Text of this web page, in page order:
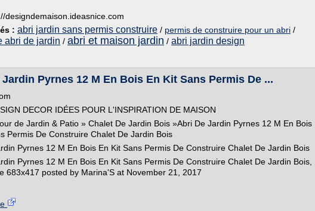
designdemaison.ideasnice.com
: abri jardin sans permis construire / permis de construire pour un abri /
abri de jardin / abri et maison jardin / abri jardin design
Pyrnes 12 M En Bois En Kit Sans Permis De ...
DECOR IDÉES POUR L'INSPIRATION DE MAISON
de Jardin & Patio » Chalet De Jardin Bois »Abri De Jardin Pyrnes 12 M En Bois
Permis De Construire Chalet De Jardin Bois
Pyrnes 12 M En Bois En Kit Sans Permis De Construire Chalet De Jardin Bois
Pyrnes 12 M En Bois En Kit Sans Permis De Construire Chalet De Jardin Bois,
683x417 posted by Marina'S at November 21, 2017